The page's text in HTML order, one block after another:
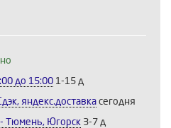
до 15:00 1-15 д
яндекс.доставка сегодня
- Тюмень, Югорск 3-7 д